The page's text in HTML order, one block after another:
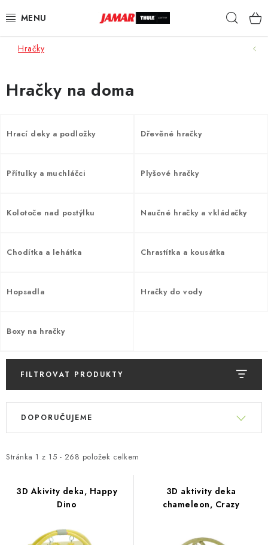
na
STŘEŠNÍ NOSIČE
NOSIČE KOL
DĚTSKÉ ZBOŽÍ
AUTOPOTAHY ŠITÉ NA MÍRU
AKCE
PRO PSY
BOXY NA TAŽNÁ ZAŘÍZENÍ
OSTATNÍ NOSIČE
STŘEŠNÍ KOŠE
AUTOSTANY
CESTOVNÍ ZAVAZADLA
Hračky
Hračky na doma
Hrací deky a podložky Dřevěné hračky
Přítulky a muchláčci Plyšové hračky
Kolotoče nad postýlku Naučné hračky a vkládačky
Chodítka a lehátka Chrastítka a kousátka
Hopsadla Hračky do vody
Boxy na hračky
FILTROVAT PRODUKTY
V
p
i
Stránka 1 z 15 - 268 položek celkem
Ř
e
DOPORUČUJEME
3D Akivity deka, Happy
Dino
3D aktivity deka
chameleon, Crazy